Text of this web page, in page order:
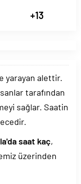
+13
yarayan alettir.
tarafından
sağlar. Saatin
saat kaç,
üzerinden